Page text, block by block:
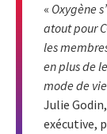
« Oxygène
atout pour
les
en plus de
mode de
Julie
exécutive,